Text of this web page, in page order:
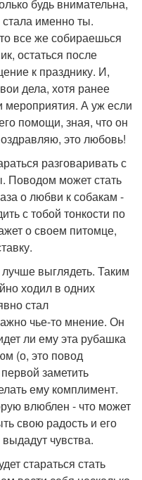
будь внимательна,
именно ты.
все же собираешься
остаться после
к празднику. И,
дела, хотя ранее
мероприятия. А уж если
помощи, зная, что он
это любовь!
разговаривать с
Поводом может стать
о любви к собакам -
с тобой тонкости по
о своем питомце,
выглядеть. Таким
ходил в одних
стал
чье-то мнение. Он
ли ему эта рубашка
(о, это повод
заметить
ему комплимент.
влюблен - что может
свою радость и его
чувства.
стараться стать